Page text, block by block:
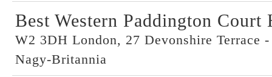
Best Western Paddington
W2 3DH London, 27 Devonshire Terrace
Nagy-Britannia